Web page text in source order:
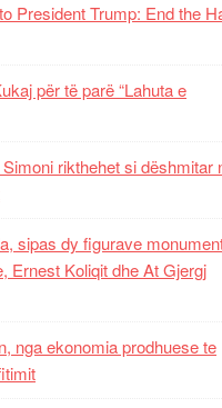
President Trump: End the
për të parë “Lahuta e
rikthehet si dëshmitar
sipas dy figurave
Ernest Koliqit dhe At Gjergj
nga ekonomia prodhuese te